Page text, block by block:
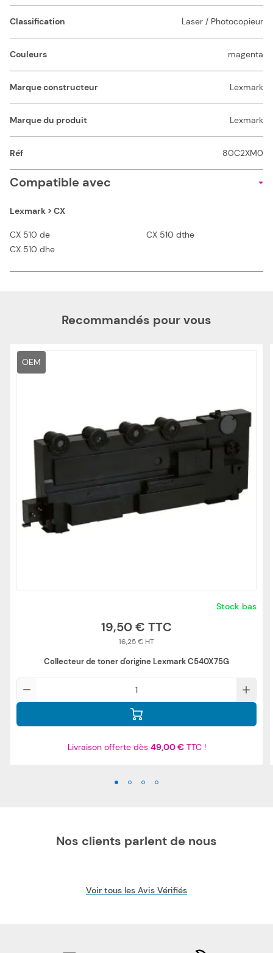
Classification Laser / Photocopieur
Couleurs magenta
Marque constructeur Lexmark
Marque du produit Lexmark
Réf 80C2XM0
Compatible avec
Lexmark > CX
CX 510 de
CX 510 dhe
CX 510 dthe
Recommandés pour vous
OEM
Stock bas
19,50 €
16,25 €
Collecteur de toner d'origine Lexmark C540X75G
Livraison offerte dès 49,00 €TTC !
Nos clients parlent de nous
Voir tous les Avis Vérifiés